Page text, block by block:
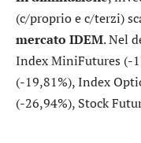
(c/proprio e c/terzi)
mercato IDEM. Nel
Index MiniFutures (-
(-19,81%), Index
(-26,94%), Stock